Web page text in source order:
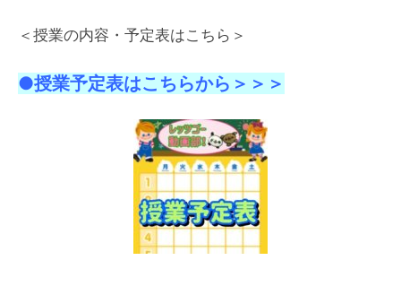
＜授業の内容・予定表はこちら＞
●授業予定表はこちらから＞＞＞